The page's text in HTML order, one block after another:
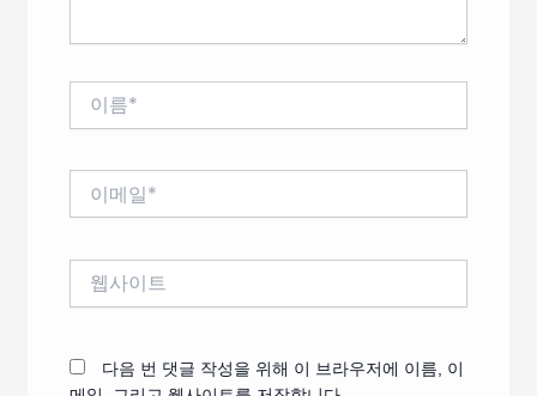
다음 번 댓글 작성을 위해 이 브라우저에 이름, 이